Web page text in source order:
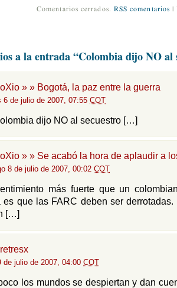
Comentarios cerrados. RSS comentarios |
a la entrada “Colombia dijo NO al
» » Bogotá, la paz entre la guerra
6 de julio de 2007, 07:55 COT
dijo NO al secuestro […]
» » Se acabó la hora de aplaudir a
8 de julio de 2007, 00:02 COT
más fuerte que un
es que las FARC deben ser derrotadas.
[…]
de julio de 2007, 04:00 COT
los mundos se despiertan y dan